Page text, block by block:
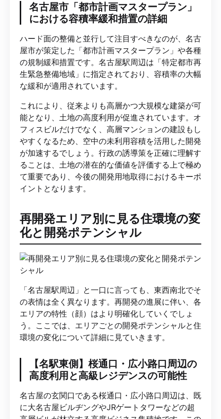
名古屋市「都市計画マスタープラン」
における容積率緩和措置の詳細
ハード面の整備と並行して注目すべきなのが、名古
屋市が策定した「都市計画マスタープラン」や各種
の規制緩和措置です。名古屋駅周辺は「特定都市再
生緊急整備地域」に指定されており、容積率の大幅
な緩和が適用されています。
これにより、従来よりも高層かつ大規模な建築が可
能となり、土地の高度利用が促進されています。オ
フィスビルだけでなく、高層マンションの建設もし
やすくなるため、空中の未利用容積を活用した開発
が加速するでしょう。行政の誘導策を正確に理解す
ることは、土地の潜在的な価値を評価する上で極め
て重要であり、今後の開発用地取得におけるキーポ
イントとなります。
再開発エリア別に見る住環境の変
化と開発ポテンシャル
「名古屋駅周辺」と一口に言っても、東西南北でそ
の表情は全く異なります。再開発の進展に伴い、各
エリアの特性（顔）はより明確化していくでしょ
う。ここでは、エリアごとの開発ポテンシャルと住
環境の変化について詳細に見ていきます。
【名駅東側】桜通口・広小路口周辺の
高度利用と高級レジデンスの可能性
名古屋の玄関口である桜通口・広小路口周辺は、既
に大名古屋ビルヂングやJRゲートタワーなどの超